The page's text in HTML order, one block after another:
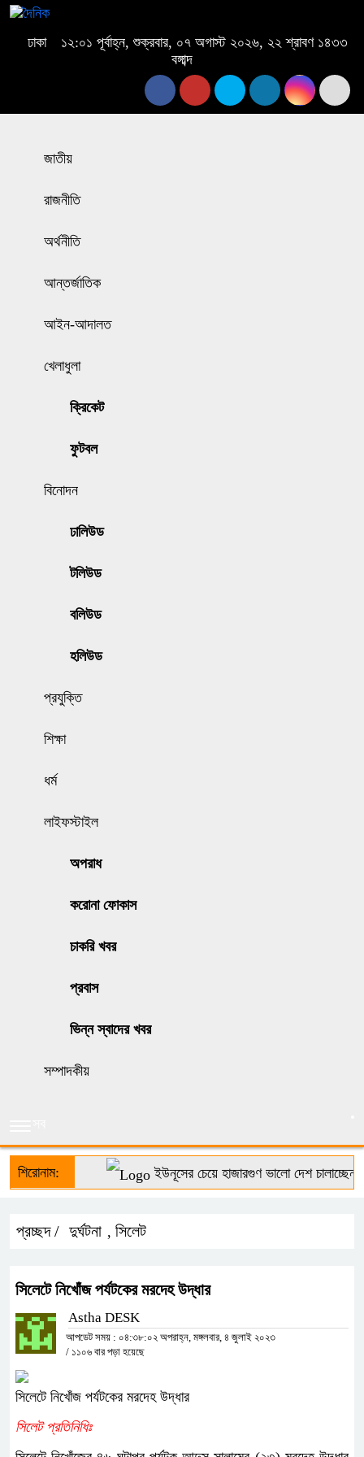
ঢাকা
১২:০১ পূর্বাহ্ন, শুক্রবার, ০৭ অগাস্ট ২০২৬, ২২ শ্রাবণ ১৪৩৩
বঙ্গাব্দ
জাতীয়
রাজনীতি
অর্থনীতি
আন্তর্জাতিক
আইন-আদালত
খেলাধুলা
ক্রিকেট
ফুটবল
বিনোদন
ঢালিউড
টলিউড
বলিউড
হলিউড
প্রযুক্তি
শিক্ষা
ধর্ম
লাইফস্টাইল
অপরাধ
করোনা ফোকাস
চাকরি খবর
প্রবাস
ভিন্ন স্বাদের খবর
সম্পাদকীয়
শিরোনাম: ইউনূসের চেয়ে হাজারগুণ ভালো দেশ চালাচ্ছেন
প্রচ্ছদ / দুর্ঘটনা , সিলেট
সিলেটে নিখোঁজ পর্যটকের মরদেহ উদ্ধার
Astha DESK
আপডেট সময় : ০৪:৩৮:০২ অপরাহ্ন, মঙ্গলবার, ৪ জুলাই ২০২৩
/ ১১০৬ বার পড়া হয়েছে
সিলেটে নিখোঁজ পর্যটকের মরদেহ উদ্ধার
সিলেট প্রতিনিধিঃ